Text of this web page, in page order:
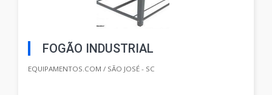
FOGÃO INDUSTRIAL
EQUIPAMENTOS.COM / SÃO JOSÉ - SC